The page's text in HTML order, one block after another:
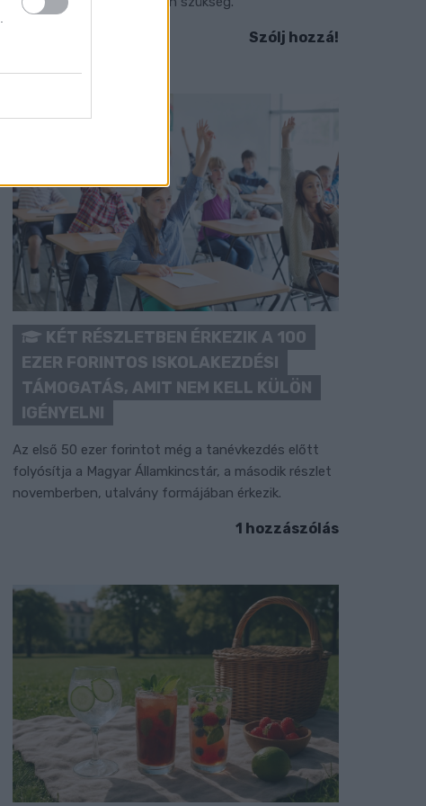
Szólj hozzá!
KÉT RÉSZLETBEN ÉRKEZIK A 100
EZER FORINTOS ISKOLAKEZDÉSI
TÁMOGATÁS, AMIT NEM KELL KÜLÖN
IGÉNYELNI
Az első 50 ezer forintot még a tanévkezdés előtt
folyósítja a Magyar Államkincstár, a második részlet
novemberben, utalvány formájában érkezik.
1 hozzászólás